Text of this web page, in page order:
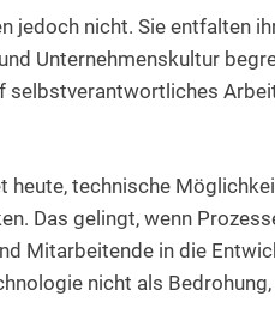
jedoch nicht. Sie entfalten
Unternehmenskultur
selbstverantwortliches
heute, technische
Das gelingt, wenn
Mitarbeitende in die
nicht als